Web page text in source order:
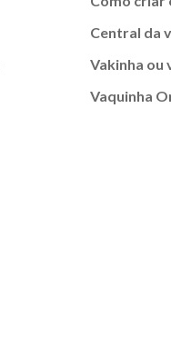
Central da
Vakinha ou
Vaquinha